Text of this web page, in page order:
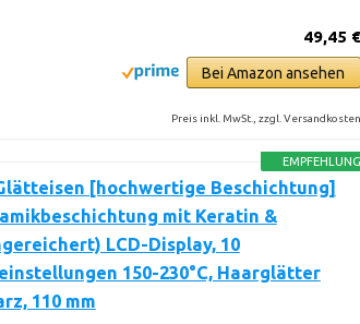
49,45 €
Bei Amazon ansehen
Preis inkl. MwSt., zzgl. Versandkosten
EMPFEHLUNG
[hochwertige Beschichtung]
mit Keratin &
LCD-Display, 10
150-230°C, Haarglätter
110 mm